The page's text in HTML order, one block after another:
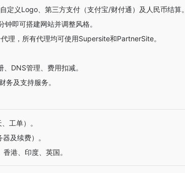
定义Logo、第三方支付（支付宝/财付通）及人民币结算。
钟即可搭建网站并调整风格。
代理，所有代理均可使用Supersite和PartnerSite。
DNS管理、费用扣减。
务及支持服务。
工单）。
及续费）。
港、印度、英国。